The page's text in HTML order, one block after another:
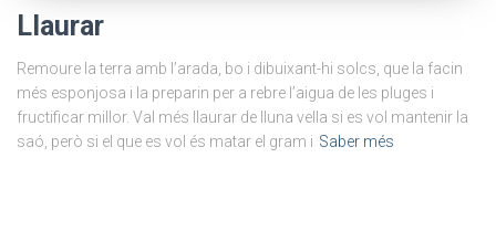
Llaurar
Remoure la terra amb l’arada, bo i dibuixant-hi solcs, que la facin
més esponjosa i la preparin per a rebre l’aigua de les pluges i
fructificar millor. Val més llaurar de lluna vella si es vol mantenir la
saó, però si el que es vol és matar el gram i Saber més